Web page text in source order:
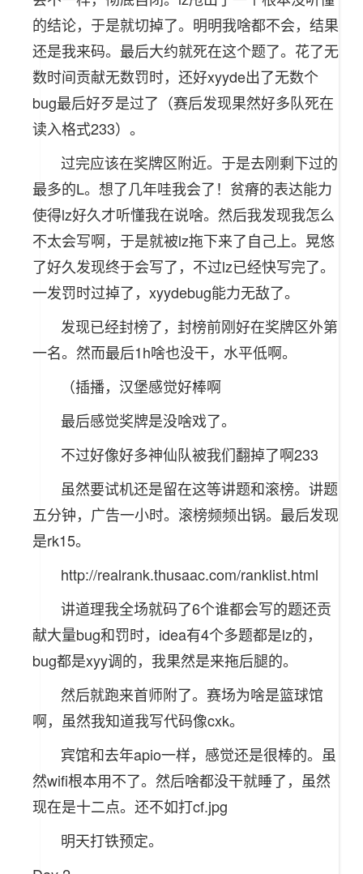
的结论，于是就切掉了。明明我啥都不会，结果
还是我来码。最后大约就死在这个题了。花了无
数时间贡献无数罚时，还好xyyde出了无数个
bug最后好歹是过了（赛后发现果然好多队死在
读入格式233）。
过完应该在奖牌区附近。于是去刚剩下过的
最多的L。想了几年哇我会了！贫瘠的表达能力
使得lz好久才听懂我在说啥。然后我发现我怎么
不太会写啊，于是就被lz拖下来了自己上。晃悠
了好久发现终于会写了，不过lz已经快写完了。
一发罚时过掉了，xyydebug能力无敌了。
发现已经封榜了，封榜前刚好在奖牌区外第
一名。然而最后1h啥也没干，水平低啊。
（插播，汉堡感觉好棒啊
最后感觉奖牌是没啥戏了。
不过好像好多神仙队被我们翻掉了啊233
虽然要试机还是留在这等讲题和滚榜。讲题
五分钟，广告一小时。滚榜频频出锅。最后发现
是rk15。
http://realrank.thusaac.com/ranklist.html
讲道理我全场就码了6个谁都会写的题还贡
献大量bug和罚时，idea有4个多题都是lz的，
bug都是xyy调的，我果然是来拖后腿的。
然后就跑来首师附了。赛场为啥是篮球馆
啊，虽然我知道我写代码像cxk。
宾馆和去年apio一样，感觉还是很棒的。虽
然wifi根本用不了。然后啥都没干就睡了，虽然
现在是十二点。还不如打cf.jpg
明天打铁预定。